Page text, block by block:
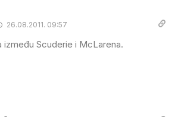
26.08.2011. 09:57
između Scuderie i McLarena.